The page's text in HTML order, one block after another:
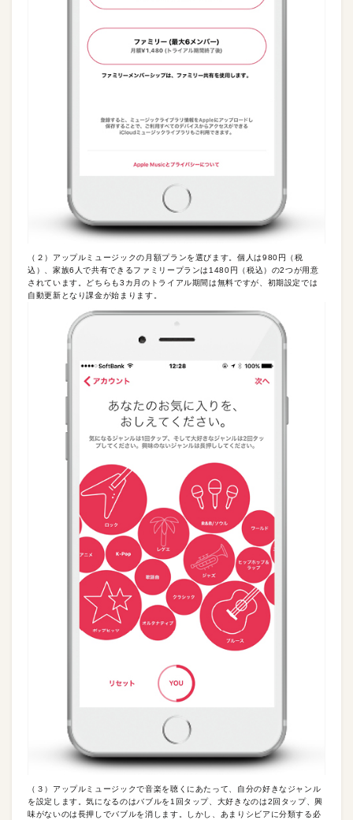
（２）アップルミュージックの月額プランを選びます。個人は980円（税
込）、家族6人で共有できるファミリープランは1480円（税込）の2つが用意
されています。どちらも3カ月のトライアル期間は無料ですが、初期設定では
自動更新となり課金が始まります。
（３）アップルミュージックで音楽を聴くにあたって、自分の好きなジャンル
を設定します。気になるのはバブルを1回タップ、大好きなのは2回タップ、興
味がないのは長押しでバブルを消します。しかし、あまりシビアに分類する必